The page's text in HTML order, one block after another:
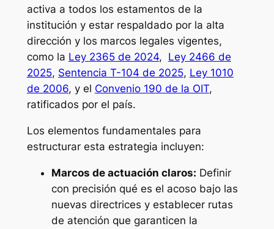
activa a todos los estamentos de la
institución y estar respaldado por la alta
dirección y los marcos legales vigentes,
como la Ley 2365 de 2024, Ley 2466 de
2025, Sentencia T-104 de 2025, Ley 1010
de 2006, y el Convenio 190 de la OIT,
ratificados por el país.
Los elementos fundamentales para
estructurar esta estrategia incluyen:
Marcos de actuación claros: Definir
con precisión qué es el acoso bajo las
nuevas directrices y establecer rutas
de atención que garanticen la